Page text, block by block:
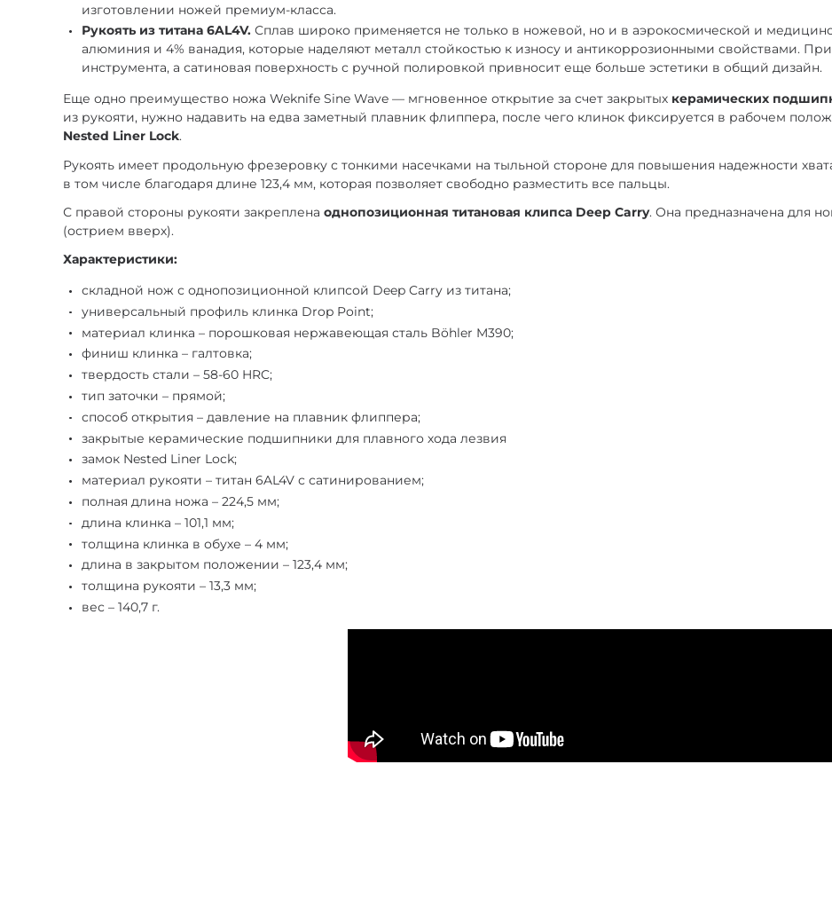
изготовлении ножей премиум-класса.
Рукоять из титана 6AL4V.Сплав широко применяется не только в ножевой, но и в аэрокосмической и
алюминия и 4% ванадия, которые наделяют металл стойкостью к износу и антикоррозионными свойствами.
инструмента, а сатиновая поверхность с ручной полировкой привносит еще больше эстетики в общий дизайн.
Еще одно преимущество ножа Weknife Sine Wave — мгновенное открытие за счет закрытых керамических
из рукояти, нужно надавить на едва заметный плавник флиппера, после чего клинок фиксируется в рабочем
Nested Liner Lock.
Рукоять имеет продольную фрезеровку с тонкими насечками на тыльной стороне для повышения надежности
в том числе благодаря длине 123,4 мм, которая позволяет свободно разместить все пальцы.
С правой стороны рукояти закрепленаоднопозиционная титановая клипса Deep Carry. Она предназначена для
(острием вверх).
Характеристики:
складной нож с однопозиционной клипсой Deep Carry из титана;
универсальный профиль клинка Drop Point;
материал клинка – порошковая нержавеющая сталь Böhler M390;
финиш клинка – галтовка;
твердость стали – 58-60 HRC;
тип заточки – прямой;
способ открытия – давление на плавник флиппера;
закрытые керамические подшипники для плавного хода лезвия
замок Nested Liner Lock;
материал рукояти – титан 6AL4V с сатинированием;
полная длина ножа – 224,5 мм;
длина клинка – 101,1 мм;
толщина клинка в обухе – 4 мм;
длина в закрытом положении – 123,4 мм;
толщина рукояти – 13,3 мм;
вес – 140,7 г.